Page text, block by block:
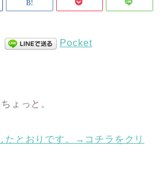
Pocket
ょっと。
たとおりです。→コチラをクリ